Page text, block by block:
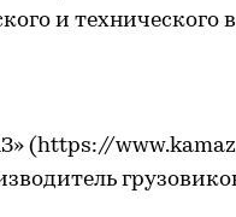
и технического
(https://